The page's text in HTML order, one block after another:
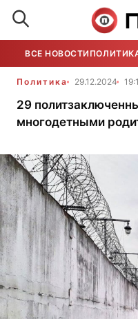
ВСЕ НОВОСТИ
Политика 29.12.2024
29
многодетными